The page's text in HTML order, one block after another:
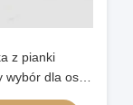
z pianki
dla osób